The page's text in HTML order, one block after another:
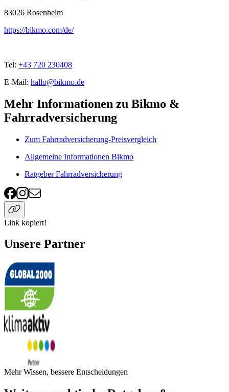
83026 Rosenheim
https://bikmo.com/de/
Tel: +43 720 230408
E-Mail: hallo@bikmo.de
Mehr Informationen zu Bikmo &
Fahrradversicherung
Zum Fahrradversicherung-Preisvergleich
Allgemeine Informationen Bikmo
Ratgeber Fahrradversicherung
Link kopiert!
Unsere Partner
Mehr Wissen, bessere Entscheidungen